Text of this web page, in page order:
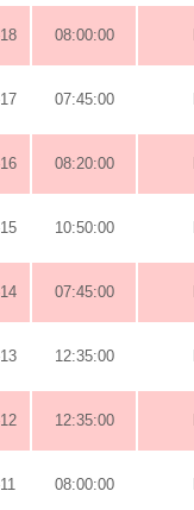
08:00:00
07:45:00
08:20:00
10:50:00
07:45:00
12:35:00
12:35:00
08:00:00